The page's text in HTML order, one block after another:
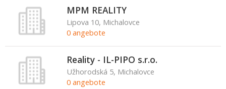
MPM REALITY
Lipova 10, Michalovce
0 angebote
Reality - IL-PIPO s.r.o.
Užhorodská 5, Michalovce
0 angebote